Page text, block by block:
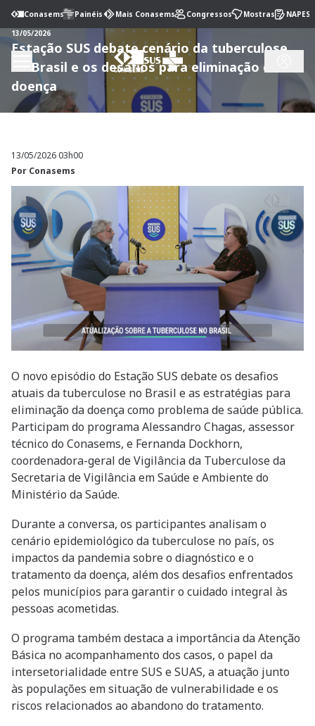
Conasems Painéis Mais Conasems Congressos Mostras
NAPES
13/05/2026
Estação SUS debate cenário da tuberculose
no Brasil e os desafios para eliminação da
doença
13/05/2026 03h00
Por Conasems
O novo episódio do Estação SUS debate os desafios
atuais da tuberculose no Brasil e as estratégias para
eliminação da doença como problema de saúde pública.
Participam do programa Alessandro Chagas, assessor
técnico do Conasems, e Fernanda Dockhorn,
coordenadora-geral de Vigilância da Tuberculose da
Secretaria de Vigilância em Saúde e Ambiente do
Ministério da Saúde.
Durante a conversa, os participantes analisam o
cenário epidemiológico da tuberculose no país, os
impactos da pandemia sobre o diagnóstico e o
tratamento da doença, além dos desafios enfrentados
pelos municípios para garantir o cuidado integral às
pessoas acometidas.
O programa também destaca a importância da Atenção
Básica no acompanhamento dos casos, o papel da
intersetorialidade entre SUS e SUAS, a atuação junto
às populações em situação de vulnerabilidade e os
riscos relacionados ao abandono do tratamento.